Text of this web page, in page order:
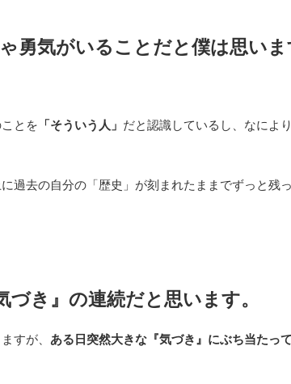
勇気がいることだと僕は思いま
とを 「そういう人」 だと認識しているし、なによ
過去の自分の「歴史」が刻まれたままでずっと残
づき』の連続だと思います。
すが、 ある日突然大きな『気づき』にぶち当たっ